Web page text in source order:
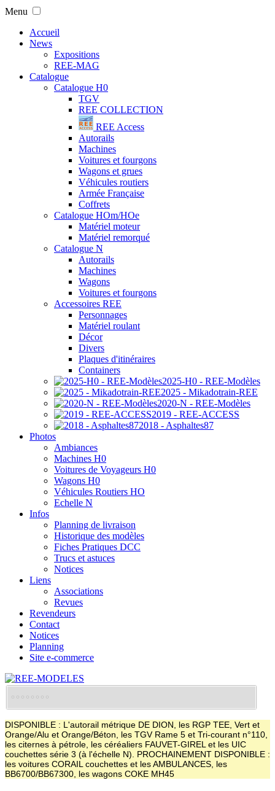
Menu
Accueil
News
Expositions
REE-MAG
Catalogue
Catalogue H0
TGV
REE COLLECTION
REE Access
Autorails
Machines
Voitures et fourgons
Wagons et grues
Véhicules routiers
Armée Française
Coffrets
Catalogue HOm/HOe
Matériel moteur
Matériel remorqué
Catalogue N
Autorails
Machines
Wagons
Voitures et fourgons
Accessoires REE
Personnages
Matériel roulant
Décor
Divers
Plaques d'itinéraires
Containers
2025-H0 - REE-Modèles
2025 - Mikadotrain-REE
2020-N - REE-Modèles
2019 - REE-ACCESS
2018 - Asphaltes87
Photos
Ambiances
Machines H0
Voitures de Voyageurs H0
Wagons H0
Véhicules Routiers HO
Echelle N
Infos
Planning de livraison
Historique des modèles
Fiches Pratiques DCC
Trucs et astuces
Notices
Liens
Associations
Revues
Revendeurs
Contact
Notices
Planning
Site e-commerce
DISPONIBLE : L'autorail métrique DE DION, les RGP TEE, Vert et
Orange/Alu et Orange/Béton, les TGV Rame 5 et Tri-courant n°110,
les citernes à pétrole, les céréaliers FAUVET-GIREL et les UIC
couchettes série 3 (à l'échelle N). PROCHAINEMENT DISPONIBLE :
les voitures CORAIL couchettes et les AMBULANCES, les
BB6700/BB67300, les wagons COKE MH45